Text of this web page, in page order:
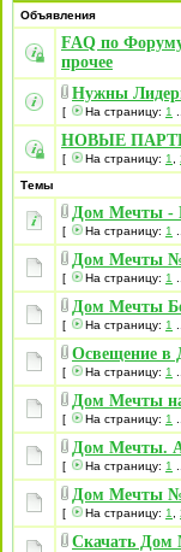
Объявления
FAQ по
прочее
Нужны
[ На страницу: 1
НОВЫЕ
[ На страницу: 1
Темы
Дом Мечты -
[ На страницу: 1
Дом Мечты
[ На страницу: 1
Дом Мечты
[ На страницу: 1
Освещение в
[ На страницу: 1
Дом Мечты
[ На страницу: 1
Дом Мечты.
[ На страницу: 1
Дом Мечты
[ На страницу: 1
Скачать Дом